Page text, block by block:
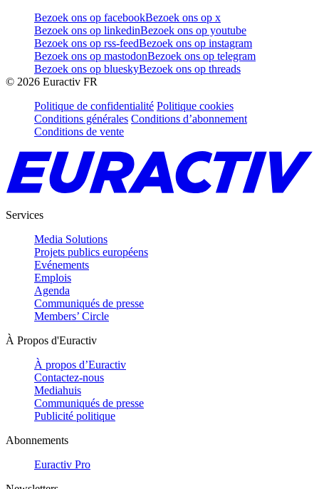
Bezoek ons op facebookBezoek ons op x
Bezoek ons op linkedinBezoek ons op youtube
Bezoek ons op rss-feedBezoek ons op instagram
Bezoek ons op mastodonBezoek ons op telegram
Bezoek ons op blueskyBezoek ons op threads
© 2026 Euractiv FR
Politique de confidentialité Politique cookies
Conditions générales Conditions d’abonnement
Conditions de vente
Services
Media Solutions
Projets publics européens
Evénements
Emplois
Agenda
Communiqués de presse
Members’ Circle
À Propos d'Euractiv
À propos d’Euractiv
Contactez-nous
Mediahuis
Communiqués de presse
Publicité politique
Abonnements
Euractiv Pro